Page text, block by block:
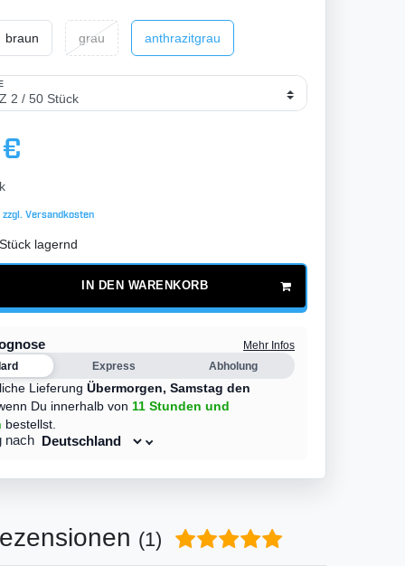
braun grau anthrazitgrau
zzgl. Versandkosten
Stück lagernd
IN DEN WARENKORB
Mehr Infos
Express Abholung
Lieferung Übermorgen, Samstag den
Du innerhalb von 11 Stunden und
bestellst.
nach
(1)